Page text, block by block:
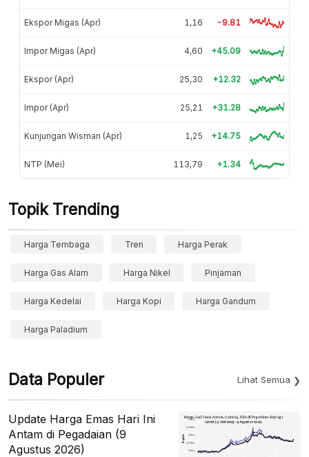
Ekspor Migas (Apr) 1,16 -9.81
Impor Migas (Apr) 4,60 +45.09
Ekspor (Apr) 25,30 +12.32
Impor (Apr) 25,21 +31.28
Kunjungan Wisman (Apr) 1,25 +14.75
NTP (Mei) 113,79 +1.34
Topik Trending
Harga Tembaga Tren Harga Perak
Harga Gas Alam Harga Nikel Pinjaman
Harga Kedelai Harga Kopi Harga Gandum
Harga Paladium
Data Populer Lihat Semua
Update Harga Emas Hari Ini
Antam di Pegadaian (9
Agustus 2026)